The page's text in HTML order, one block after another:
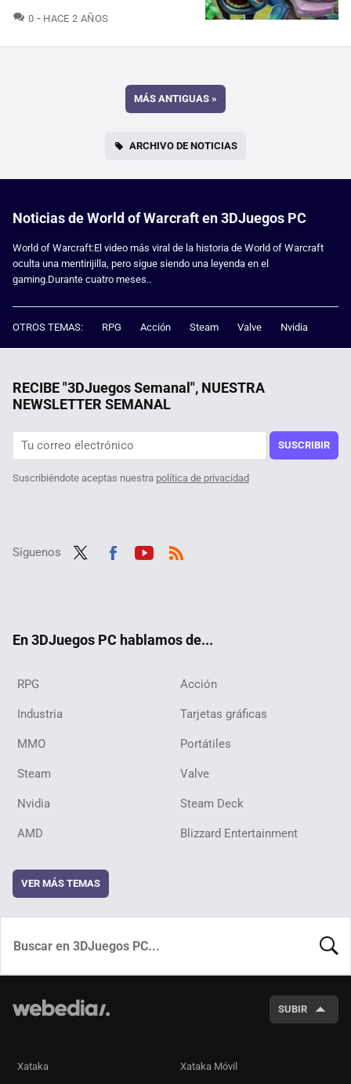
0 COMENTARIOS
HACE 2 AÑOS
MÁS ANTIGUAS »
ARCHIVO DE NOTICIAS
Noticias de World of Warcraft en 3DJuegos PC
World of Warcraft:El video más viral de la historia de World of Warcraft
oculta una mentirijilla, pero sigue siendo una leyenda en el
gaming.Durante cuatro meses..
OTROS TEMAS: RPG Acción Steam Valve Nvidia
RECIBE "3DJuegos Semanal", NUESTRA
NEWSLETTER SEMANAL
SUSCRIBIR
Suscribiéndote aceptas nuestra política de privacidad
Síguenos
En 3DJuegos PC hablamos de...
RPG Acción
Industria Tarjetas gráficas
MMO Portátiles
Steam Valve
Nvidia Steam Deck
AMD Blizzard Entertainment
VER MÁS TEMAS
SUBIR
Xataka Xataka Móvil